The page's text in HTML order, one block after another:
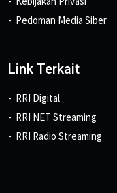
Pedoman Media Siber
Link Terkait
RRI Digital
RRI NET Streaming
RRI Radio Streaming